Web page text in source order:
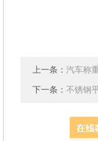
上一条： 汽车称
下一条： 不锈钢